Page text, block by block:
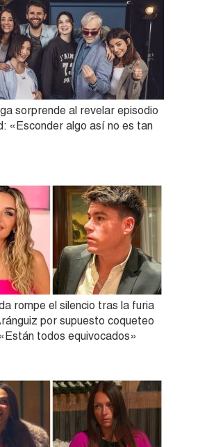
sorprende al revelar episodio
«Esconder algo así no es tan
rompe el silencio tras la furia
por supuesto coqueteo
todos equivocados»